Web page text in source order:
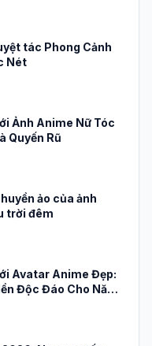
tác Phong Cảnh
Nét
Ảnh Anime Nữ Tóc
Quyến Rũ
ảo của ảnh
trời đêm
Avatar Anime Đẹp:
Độc Đáo Cho Năm